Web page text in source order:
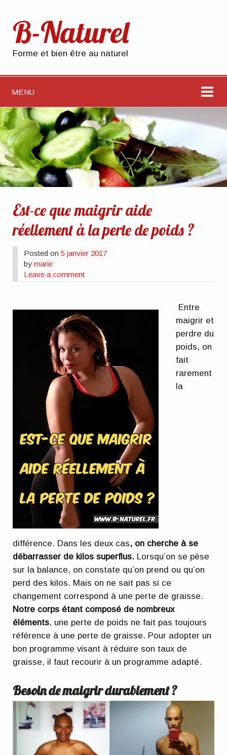
B-Naturel
Forme et bien être au naturel
MENU
Est-ce que maigrir aide
réellement à la perte de poids ?
Posted on5 janvier 2017
bymarie
Leave a comment
Entre
maigrir et
perdre du
poids, on
fait
rarement
la
différence. Dans les deux cas, on cherche à se
débarrasser de kilos superflus. Lorsqu’on se pèse
sur la balance, on constate qu’on prend ou qu’on
perd des kilos. Mais on ne sait pas si ce
changement correspond à une perte de graisse.
Notre corps étant composé de nombreux
éléments, une perte de poids ne fait pas toujours
référence à une perte de graisse. Pour adopter un
bon programme visant à réduire son taux de
graisse, il faut recourir à un programme adapté.
Besoin de maigrir durablement ?